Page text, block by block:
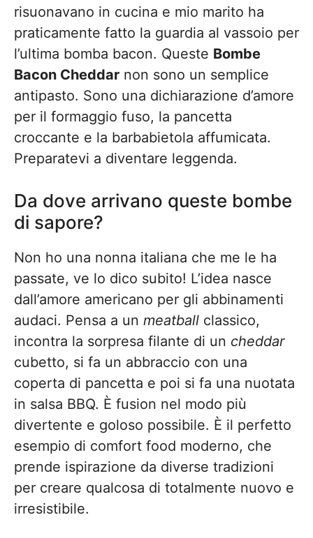
risuonavano in cucina e mio marito ha
praticamente fatto la guardia al vassoio per
l’ultima bomba bacon. Queste Bombe
Bacon Cheddar non sono un semplice
antipasto. Sono una dichiarazione d’amore
per il formaggio fuso, la pancetta
croccante e la barbabietola affumicata.
Preparatevi a diventare leggenda.
Da dove arrivano queste bombe
di sapore?
Non ho una nonna italiana che me le ha
passate, ve lo dico subito! L’idea nasce
dall’amore americano per gli abbinamenti
audaci. Pensa a un meatball classico,
incontra la sorpresa filante di un cheddar
cubetto, si fa un abbraccio con una
coperta di pancetta e poi si fa una nuotata
in salsa BBQ. È fusion nel modo più
divertente e goloso possibile. È il perfetto
esempio di comfort food moderno, che
prende ispirazione da diverse tradizioni
per creare qualcosa di totalmente nuovo e
irresistibile.